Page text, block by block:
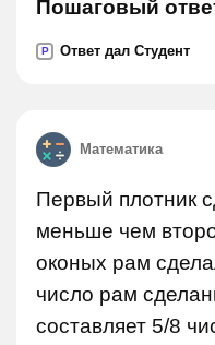
Пошаговый
P Ответ дал Студент
Математика
Первый плотник
меньше чем
оконых рам
число рам
составляет 5/8